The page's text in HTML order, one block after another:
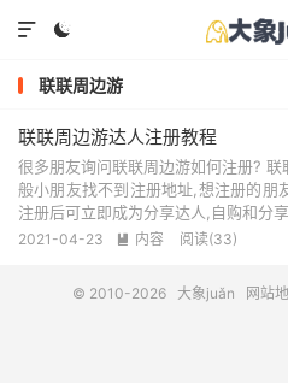


联联周边游
联联周边游达人注册教程
很多朋友询问联联周边游如何注册?
般小朋友找不到注册地址,想注册的朋
注册后可立即成为分享达人,自购和分
2021-04-23  内容 阅读(33)
© 2010-2026 大象juǎn 网站